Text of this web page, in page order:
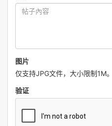
图片
仅支持JPG文件，大小限制1M。
验证